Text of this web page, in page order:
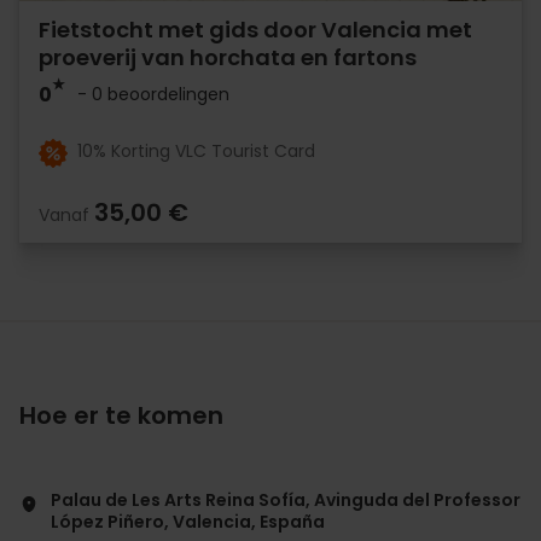
Fietstocht met gids door Valencia met
proeverij van horchata en fartons
0 - 0 beoordelingen
10% Korting VLC Tourist Card
Vanaf 35,00 €
Hoe er te komen
Palau de Les Arts Reina Sofía, Avinguda del Professor
López Piñero, Valencia, España